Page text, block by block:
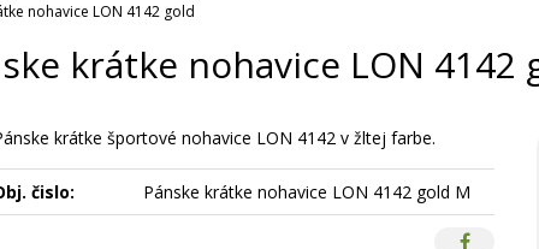
nohavice LON 4142 gold
krátke nohavice LON 4142
krátke športové nohavice LON 4142 v žltej farbe.
čislo: Pánske krátke nohavice LON 4142 gold M